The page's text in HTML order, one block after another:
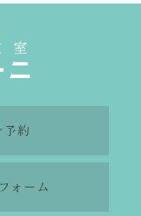
予約
ォーム